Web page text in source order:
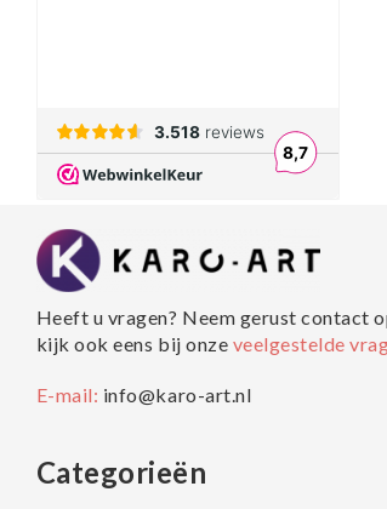
Heeft u vragen? Neem gerust contact
kijk ook eens bij onze veelgestelde
E-mail: info@karo-art.nl
Categorieën